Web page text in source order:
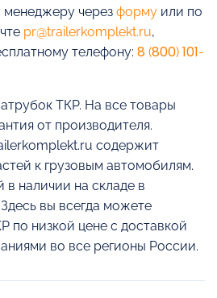
менеджеру через форму или по
pr@trailerkomplekt.ru,
телефону: 8 (800) 101-
ТКР. На все товары
от производителя.
содержит
к грузовым автомобилям.
наличии на складе в
вы всегда можете
по низкой цене с доставкой
во все регионы России.